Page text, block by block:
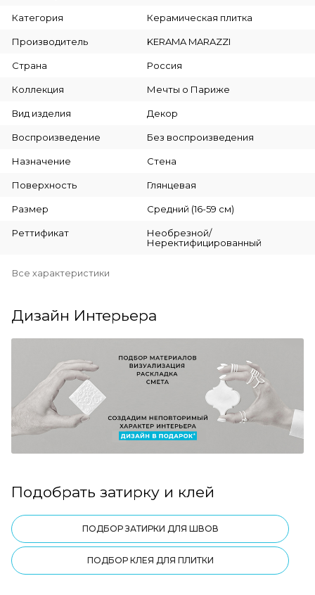
Категория Керамическая плитка
Производитель KERAMA MARAZZI
Страна Россия
Коллекция Мечты о Париже
Вид изделия Декор
Воспроизведение Без воспроизведения
Назначение Стена
Поверхность Глянцевая
Размер Средний (16-59 см)
Реттификат
Необрезной/
Неректифицированный
Все характеристики
Дизайн Интерьера
Подобрать затирку и клей
ПОДБОР ЗАТИРКИ ДЛЯ ШВОВ
ПОДБОР КЛЕЯ ДЛЯ ПЛИТКИ